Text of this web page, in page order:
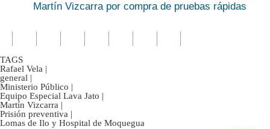
Martín Vizcarra por compra de pruebas rápidas
TAGS
Rafael Vela |
general |
Ministerio Público |
Equipo Especial Lava Jato |
Martín Vizcarra |
Prisión preventiva |
Lomas de Ilo y Hospital de Moquegua